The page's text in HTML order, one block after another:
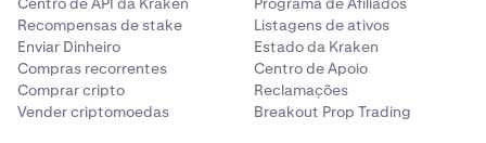
podem resultar em ganhos mínimos ou nulos devido à
liquidez de mercado insuficiente no momento da
Recompensas de stake
Enviar Dinheiro
Compras recorrentes
Comprar cripto
Vender criptomoedas
Listagens de ativos
Estado da Kraken
Centro de Apoio
Reclamações
Breakout Prop Trading